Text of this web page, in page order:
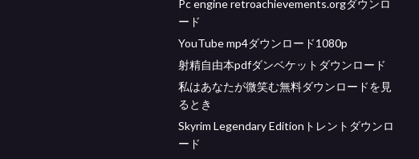
Pc engine retroachievements.orgダウンロ
ード
YouTube mp4ダウンロード1080p
射精自由本pdfダンベケットダウンロード
私はあなたが微笑む無料ダウンロードを見
るとき
Skyrim Legendary Editionトレントダウンロ
ード